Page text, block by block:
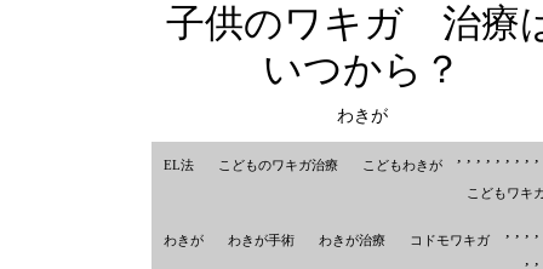
子供のワキガ 治療
いつから？
わきが
EL法 ,
こどものワキガ治療 ,
こどもわきが ,
こどもワキ
,
わきが
,
わきが手術
,
わきが治療
,
コドモワキガ
, ,
, , , ,
, ,